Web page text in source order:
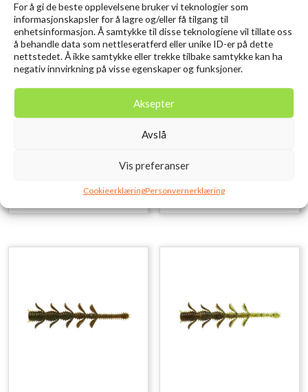
For å gi de beste opplevelsene bruker vi teknologier som
informasjonskapsler for å lagre og/eller få tilgang til
enhetsinformasjon. Å samtykke til disse teknologiene vil tillate oss
å behandle data som nettleseratferd eller unike ID-er på dette
nettstedet. Å ikke samtykke eller trekke tilbake samtykke kan ha
negativ innvirkning på visse egenskaper og funksjoner.
Aksepter
Avslå
Vis preferanser
CookieerklæringPersonvernerklæring
SAVAGE GEAR Lurebox 3A
Legg i ønskelisten
SAVAGE GEAR Lurebox 2A